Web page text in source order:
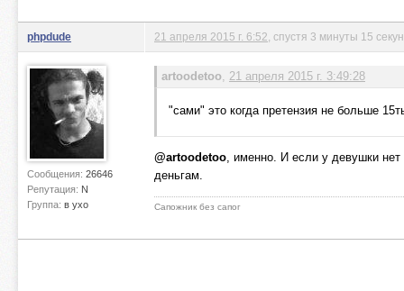
phpdude
Сообщения: 26646
Репутация: N
Группа: в ухо
21 апреля 2015 г. 6:52 , спустя 3 минуты 15
artoodetoo, 21 апреля 2015 г. 3:49:28
"сами" это когда претензия не больше
@artoodetoo, именно. И если у девушки
деньгам.
Сапожник без сапог